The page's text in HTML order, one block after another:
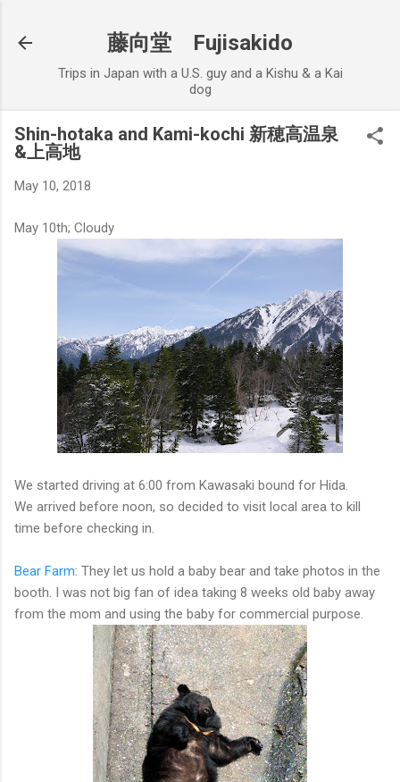
藤向堂 Fujisakido
Trips in Japan with a U.S. guy and a Kishu & a Kai
dog
Shin-hotaka and Kami-kochi 新穂高温泉
&上高地
May 10, 2018
May 10th; Cloudy
We started driving at 6:00 from Kawasaki bound for Hida.
We arrived before noon, so decided to visit local area to kill
time before checking in.
Bear Farm: They let us hold a baby bear and take photos in the
booth. I was not big fan of idea taking 8 weeks old baby away
from the mom and using the baby for commercial purpose.